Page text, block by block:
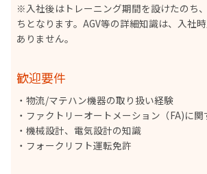
※入社後はトレーニング期間を設けたのち
ちとなります。AGV等の詳細知識は、入社
ありません。
歓迎要件
・物流/マテハン機器の取り扱い経験
・ファクトリーオートメーション（FA)に
・機械設計、電気設計の知識
・フォークリフト運転免許